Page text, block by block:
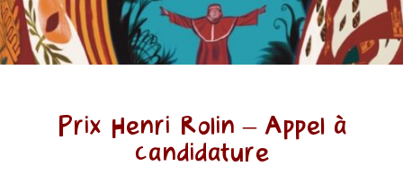
Prix Henri Rolin – Appel à
candidature